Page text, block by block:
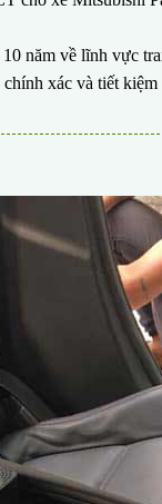
năm về lĩnh vực
xác và tiết